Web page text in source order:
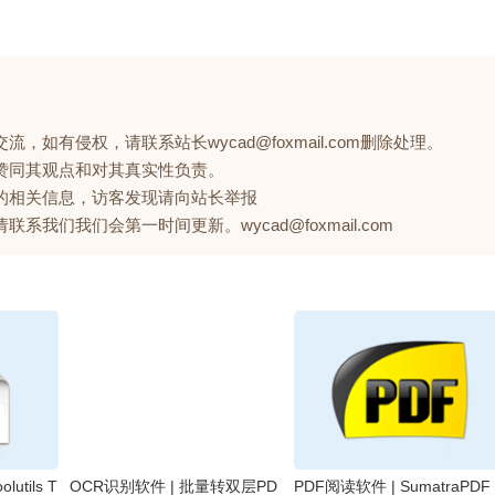
，如有侵权，请联系站长wycad@foxmail.com删除处理。
其观点和对其真实性负责。
关信息，访客发现请向站长举报
系我们我们会第一时间更新。wycad@foxmail.com
T OCR识别软件 | 批量转双层PD PDF阅读软件 | SumatraPDF